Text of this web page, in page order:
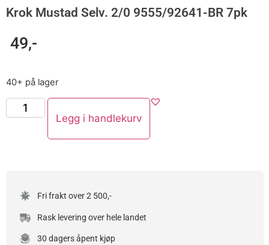
Krok Mustad Selv. 2/0 9555/92641-BR 7pk
49,-
40+ på lager
Legg i handlekurv
Fri frakt over 2 500,-
Rask levering over hele landet
30 dagers åpent kjøp